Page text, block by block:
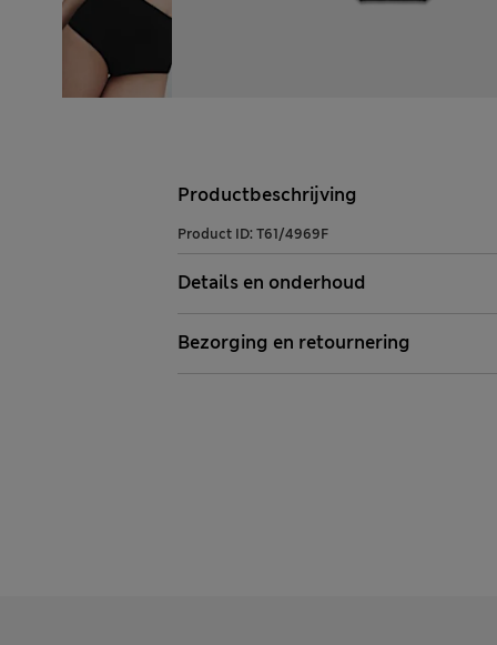
Productbeschrijving
Product ID: T61/4969F
Details en onderhoud
Bezorging en retournering